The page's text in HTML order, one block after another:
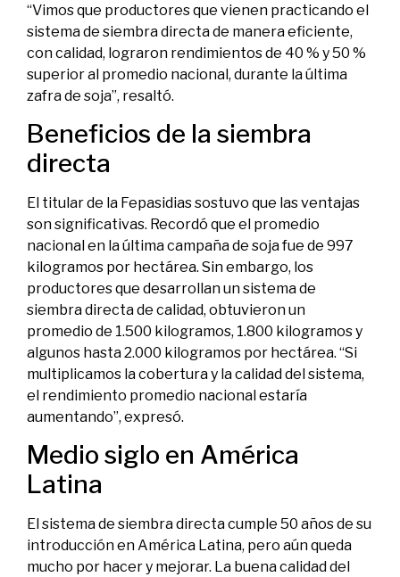
“Vimos que productores que vienen practicando el
sistema de siembra directa de manera eficiente,
con calidad, lograron rendimientos de 40 % y 50 %
superior al promedio nacional, durante la última
zafra de soja”, resaltó.
Beneficios de la siembra
directa
El titular de la Fepasidias sostuvo que las ventajas
son significativas. Recordó que el promedio
nacional en la última campaña de soja fue de 997
kilogramos por hectárea. Sin embargo, los
productores que desarrollan un sistema de
siembra directa de calidad, obtuvieron un
promedio de 1.500 kilogramos, 1.800 kilogramos y
algunos hasta 2.000 kilogramos por hectárea. “Si
multiplicamos la cobertura y la calidad del sistema,
el rendimiento promedio nacional estaría
aumentando”, expresó.
Medio siglo en América
Latina
El sistema de siembra directa cumple 50 años de su
introducción en América Latina, pero aún queda
mucho por hacer y mejorar. La buena calidad del